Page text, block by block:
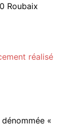
Roubaix
réalisé
«